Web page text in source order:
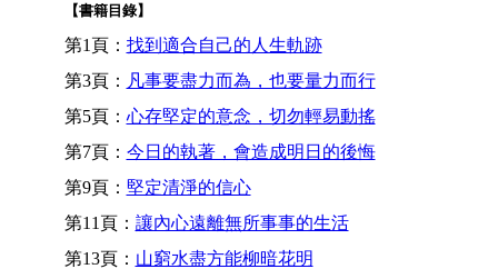
【書籍目錄】
第1頁： 找到適合自己的人生軌跡
第3頁： 凡事要盡力而為，也要量力而行
第5頁： 心存堅定的意念，切勿輕易動搖
第7頁： 今日的執著，會造成明日的後悔
第9頁： 堅定清淨的信心
第11頁： 讓內心遠離無所事事的生活
第13頁： 山窮水盡方能柳暗花明